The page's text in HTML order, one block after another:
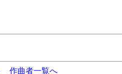
作曲者一覧へ